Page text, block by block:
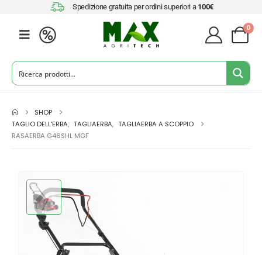
Spedizione gratuita per ordini superiori a 100€
0
SHOP
TAGLIO DELL'ERBA, TAGLIAERBA, TAGLIAERBA A SCOPPIO
RASAERBA G46SHL MGF